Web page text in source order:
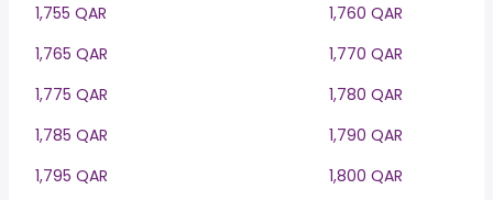
1,755 QAR
1,760 QAR
1,765 QAR
1,770 QAR
1,775 QAR
1,780 QAR
1,785 QAR
1,790 QAR
1,795 QAR
1,800 QAR